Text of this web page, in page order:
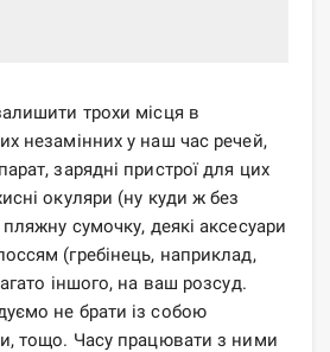
трохи місця в
незамінних у наш час речей,
зарядні пристрої для цих
окуляри (ну куди ж без
сумочку, деякі аксесуари
(гребінець, наприклад,
іншого, на ваш розсуд.
не брати із собою
тощо. Часу працювати з ними